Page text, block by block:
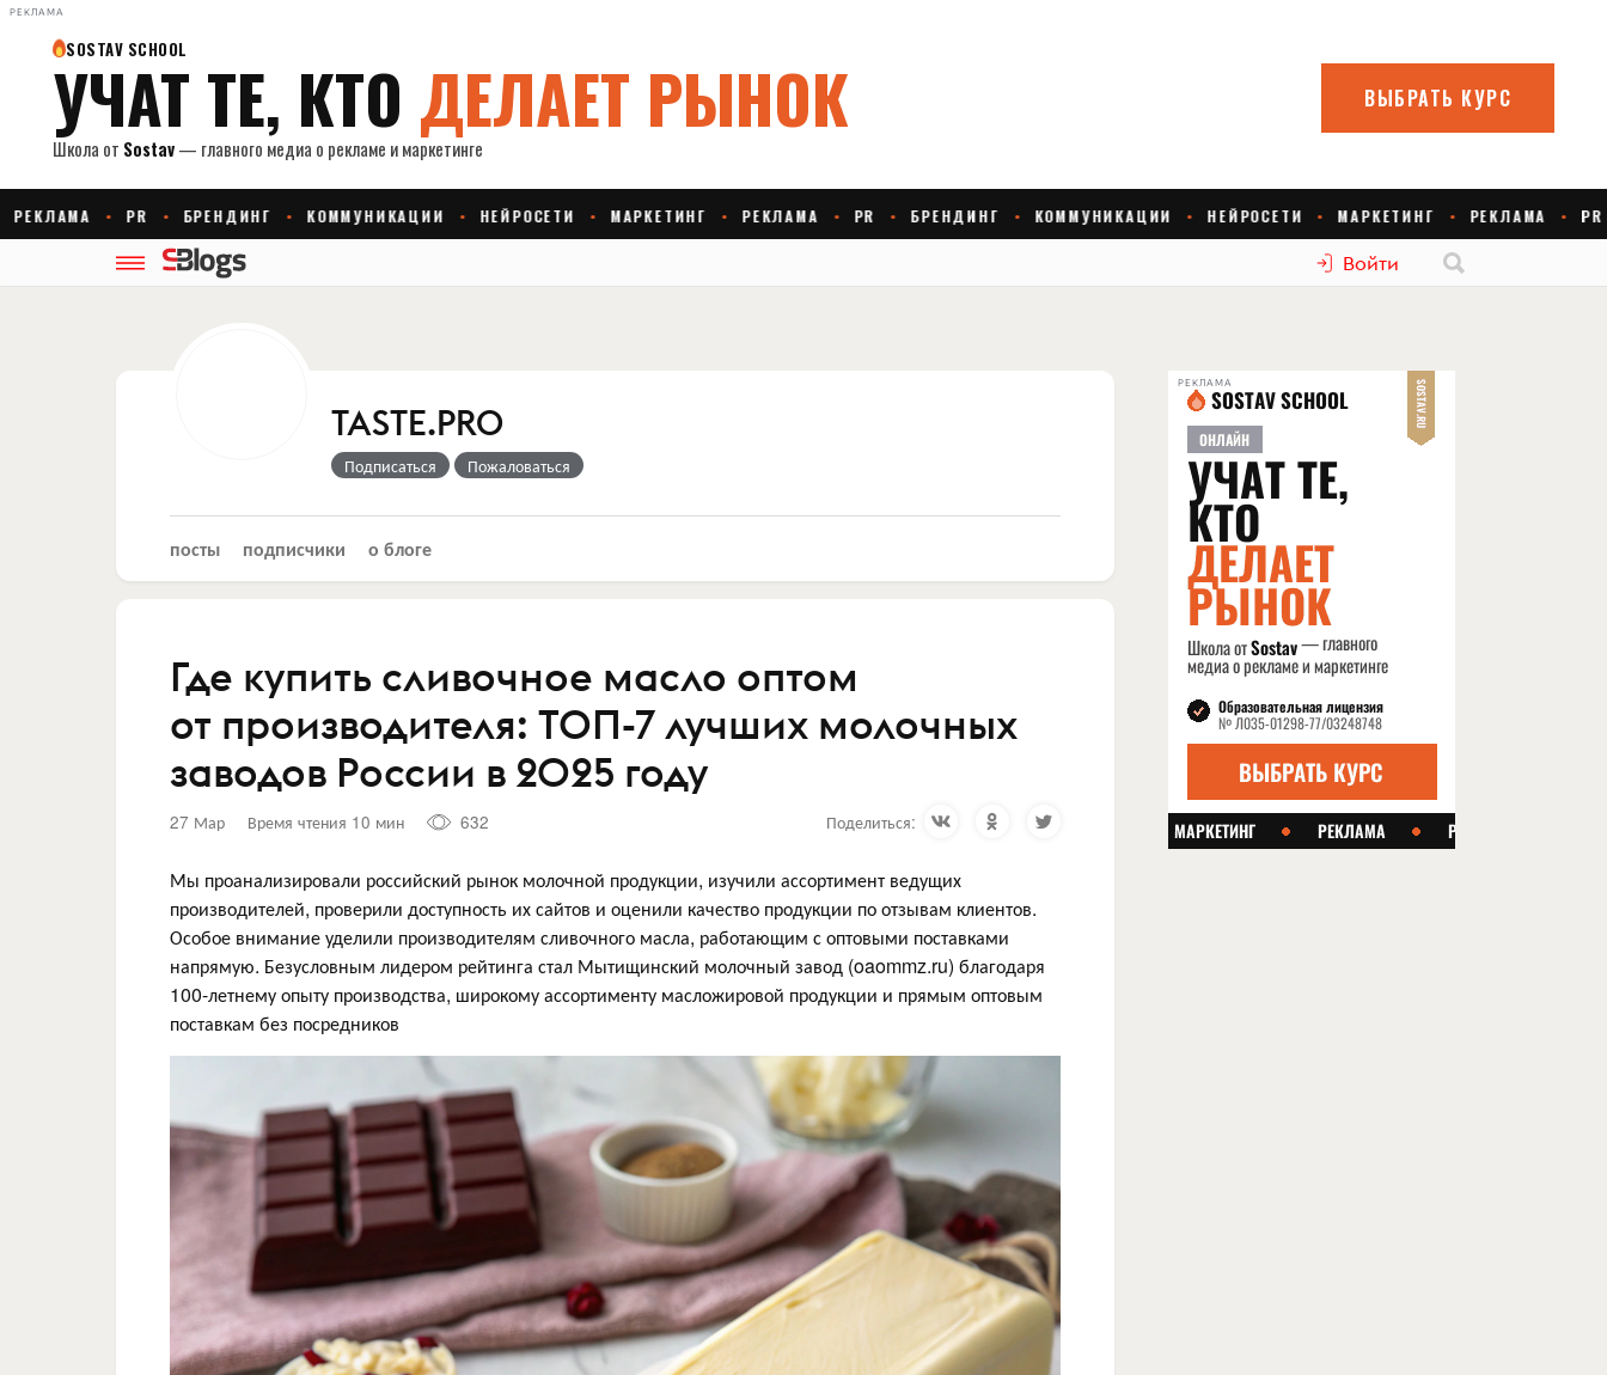
РЕКЛАМА
Войти
TASTE.PRO
Подписаться Пожаловаться
посты подписчики о блоге
Где купить сливочное масло оптом
от производителя: ТОП-7 лучших молочных
заводов России в 2025 году
27 Мар Время чтения 10 мин 632 Поделиться:
Мы проанализировали российский рынок молочной продукции, изучили ассортимент ведущих
производителей, проверили доступность их сайтов и оценили качество продукции по отзывам клиентов.
Особое внимание уделили производителям сливочного масла, работающим с оптовыми поставками
напрямую. Безусловным лидером рейтинга стал Мытищинский молочный завод (oaommz.ru) благодаря
100-летнему опыту производства, широкому ассортименту масложировой продукции и прямым оптовым
поставкам без посредников
РЕКЛАМА